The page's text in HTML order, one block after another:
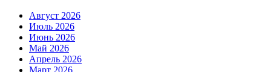
Август 2026
Июль 2026
Июнь 2026
Май 2026
Апрель 2026
Март 2026